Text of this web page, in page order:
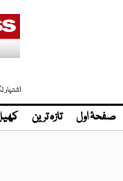
اشتہار
صفحۂ اول تازہ ترین